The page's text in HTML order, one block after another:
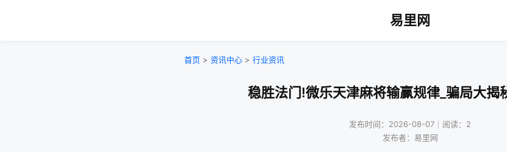
易里网
首页 > 资讯中心 > 行业资讯
稳胜法门!微乐天津麻将输赢规律_骗局大揭
发布时间：2026-08-07｜阅读：2
发布者：易里网